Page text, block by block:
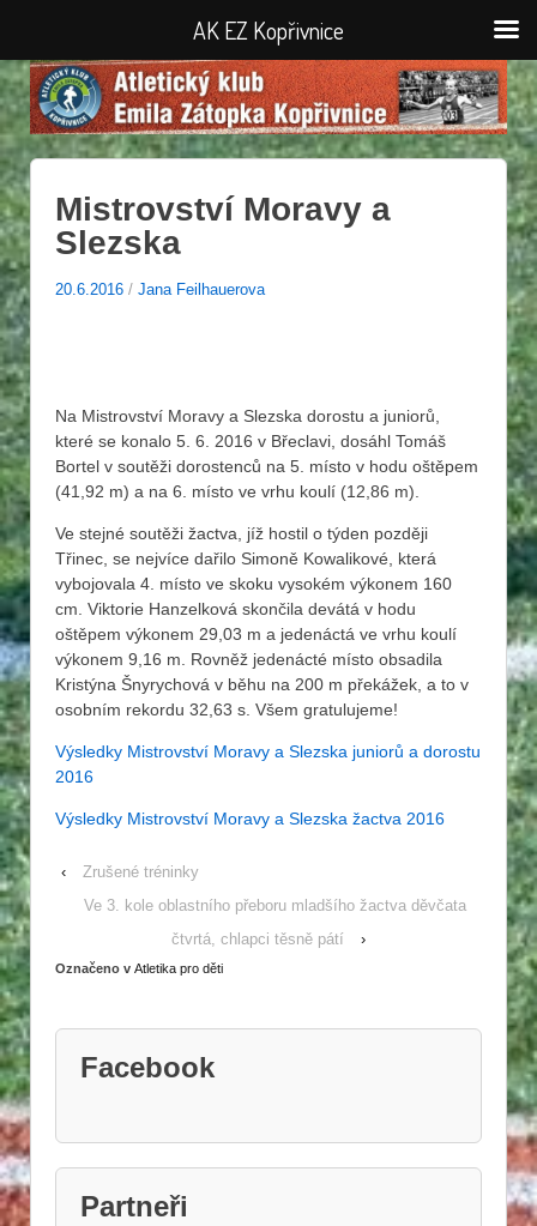
Mistrovství Moravy a
Slezska
20.6.2016 / Jana Feilhauerova
Na Mistrovství Moravy a Slezska dorostu a juniorů,
které se konalo 5. 6. 2016 v Břeclavi, dosáhl Tomáš
Bortel v soutěži dorostenců na 5. místo v hodu oštěpem
(41,92 m) a na 6. místo ve vrhu koulí (12,86 m).
Ve stejné soutěži žactva, jíž hostil o týden později
Třinec, se nejvíce dařilo Simoně Kowalikové, která
vybojovala 4. místo ve skoku vysokém výkonem 160
cm. Viktorie Hanzelková skončila devátá v hodu
oštěpem výkonem 29,03 m a jedenáctá ve vrhu koulí
výkonem 9,16 m. Rovněž jedenácté místo obsadila
Kristýna Šnyrychová v běhu na 200 m překážek, a to v
osobním rekordu 32,63 s. Všem gratulujeme!
Výsledky Mistrovství Moravy a Slezska juniorů a dorostu
2016
Výsledky Mistrovství Moravy a Slezska žactva 2016
‹
Zrušené tréninky
Ve 3. kole oblastního přeboru mladšího žactva děvčata
čtvrtá, chlapci těsně pátí
›
Označeno v Atletika pro děti
Facebook
Partneři
AK EZ Kopřivnice